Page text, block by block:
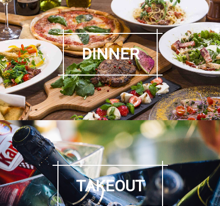
DINNER
TAKEOUT